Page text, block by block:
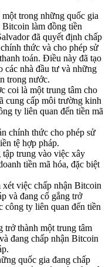
trong những quốc gia
Bitcoin làm đồng tiền
đã quyết định chấp
thức và cho phép sử
toán. Điều này đã tạo
các nhà đầu tư và những
trong nước.
coi là một trung tâm cho
cung cấp môi trường kinh
ty liên quan đến tiền mã
chính thức cho phép sử
tệ hợp pháp.
trung vào việc xây
tiền mã hóa, đặc biệt
việc chấp nhận Bitcoin
và đang cố gắng trở
công ty liên quan đến tiền
trở thành một trung tâm
đang chấp nhận Bitcoin
quốc gia đang chấp